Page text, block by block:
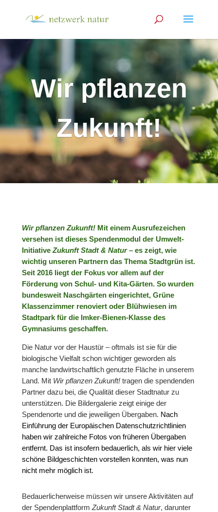
Wir pflanzen
Zukunft!
Wir pflanzen Zukunft! Mit einem Ausrufezeichen
versehen ist dieses Spendenmodul der Umwelt-
Initiative Zukunft Stadt & Natur – es zeigt, wie
wichtig unseren Partnern das Thema Stadtgrün ist.
Seit 2016 liegt der Fokus vor allem auf der
Förderung von Schul- und Kita-Gärten. So wurden
bundesweit Naschgärten eingerichtet, Grüne
Klassenzimmer renoviert oder Blühwiesen im
Stadtpark für die Imker-Bienen-Klasse des
Gymnasiums geschaffen.
Die Natur vor der Haustür – oftmals ist sie für die
biologische Vielfalt schon wichtiger geworden als
manche landwirtschaftlich genutzte Fläche in unserem
Land. Mit Wir pflanzen Zukunft!tragen die spendenden
Partner dazu bei, die Qualität dieser Stadtnatur zu
unterstützen. Die Bildergalerie zeigt einige der
Spendenorte und die jeweiligen Übergaben. Nach
Einführung der Europäischen Datenschutzrichtlinien
haben wir zahlreiche Fotos von früheren Übergaben
entfernt. Das ist insofern bedauerlich, als wir hier viele
schöne Bildgeschichten vorstellen konnten, was nun
nicht mehr möglich ist.
Bedauerlicherweise müssen wir unsere Aktivitäten auf
der Spendenplattform Zukunft Stadt & Natur, darunter